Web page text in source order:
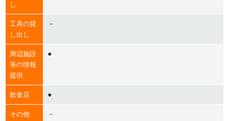
し
工具の貸
し出し
－
周辺施設
等の情報
提供
●
飲食店 ●
その他 －